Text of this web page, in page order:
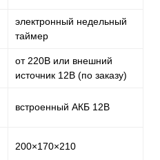
электронный недельный
таймер
от 220В или внешний
источник 12В (по заказу)
встроенный АКБ 12В
200×170×210